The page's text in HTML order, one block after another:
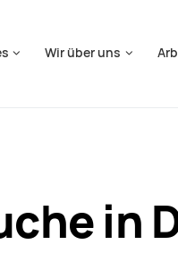
Wir über uns
in